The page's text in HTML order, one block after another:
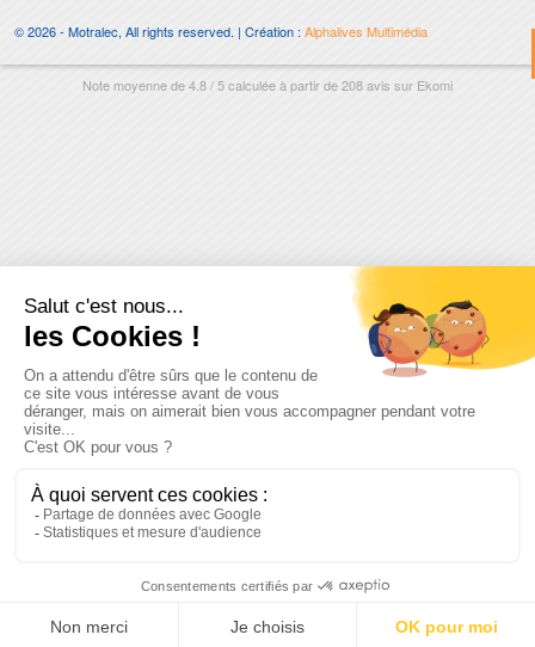
© 2026 - Motralec, All rights reserved. | Création :Alphalives Multimédia
Note moyenne de4.8/5calculée à partir de208avis sur Ekomi